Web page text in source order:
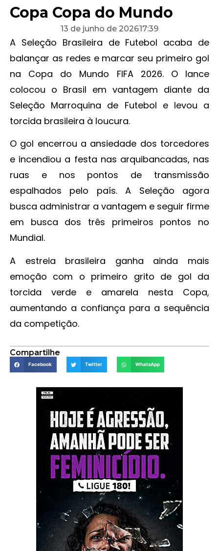
Copa Copa do Mundo
13 de junho de 202617:39
A Seleção Brasileira de Futebol acaba de
balançar as redes e marcar seu primeiro gol
na Copa do Mundo FIFA 2026. O lance
colocou o Brasil em vantagem diante da
Seleção Marroquina de Futebol e levou a
torcida brasileira à loucura.
O gol encerrou a ansiedade dos torcedores
e incendiou a festa nas arquibancadas, nas
ruas e nos pontos de transmissão
espalhados pelo país. A Seleção agora
busca administrar a vantagem e seguir firme
em busca dos três primeiros pontos no
Mundial.
A estreia brasileira ganha ainda mais
emoção com o primeiro grito de gol da
torcida verde e amarela nesta Copa,
aumentando a confiança para a sequência
da competição.
Compartilhe
Facebook Twitter WhatsApp